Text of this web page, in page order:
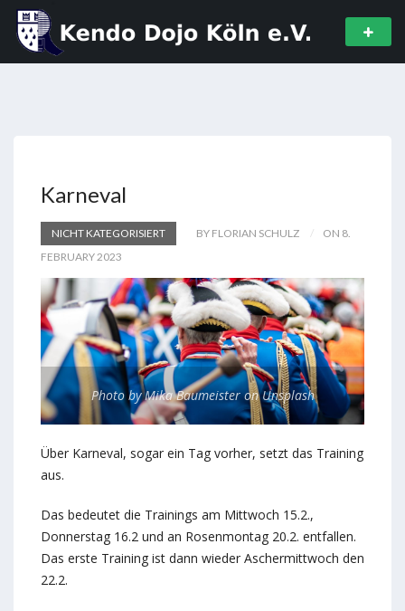
Karneval
NICHT KATEGORISIERT BY FLORIAN SCHULZ
ON 8.
FEBRUARY 2023
Photo by Mika Baumeister on Unsplash
Über Karneval, sogar ein Tag vorher, setzt das Training
aus.
Das bedeutet die Trainings am Mittwoch 15.2.,
Donnerstag 16.2 und an Rosenmontag 20.2. entfallen.
Das erste Training ist dann wieder Aschermittwoch den
22.2.